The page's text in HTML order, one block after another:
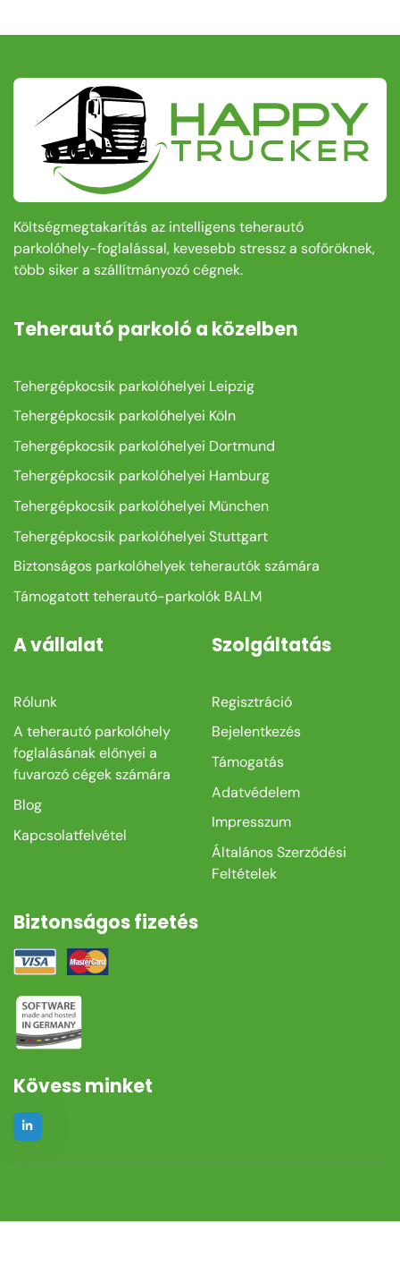
Költségmegtakarítás az intelligens teherautó
parkolóhely-foglalással, kevesebb stressz a sofőröknek,
több siker a szállítmányozó cégnek.
Teherautó parkoló a közelben
Tehergépkocsik parkolóhelyei Leipzig
Tehergépkocsik parkolóhelyei Köln
Tehergépkocsik parkolóhelyei Dortmund
Tehergépkocsik parkolóhelyei Hamburg
Tehergépkocsik parkolóhelyei München
Tehergépkocsik parkolóhelyei Stuttgart
Biztonságos parkolóhelyek teherautók számára
Támogatott teherautó-parkolók BALM
A vállalat
Rólunk
A teherautó parkolóhely
foglalásának előnyei a
fuvarozó cégek számára
Blog
Kapcsolatfelvétel
Szolgáltatás
Regisztráció
Bejelentkezés
Támogatás
Adatvédelem
Impresszum
Általános Szerződési
Feltételek
Biztonságos fizetés
Kövess minket